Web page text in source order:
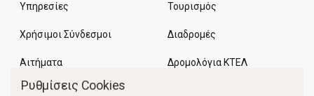
Υπηρεσίες
Χρήσιμοι Σύνδεσμοι
Αιτήματα
Τουρισμός
Διαδρομές
Δρομολόγια ΚΤΕΛ
Ρυθμίσεις Cookies